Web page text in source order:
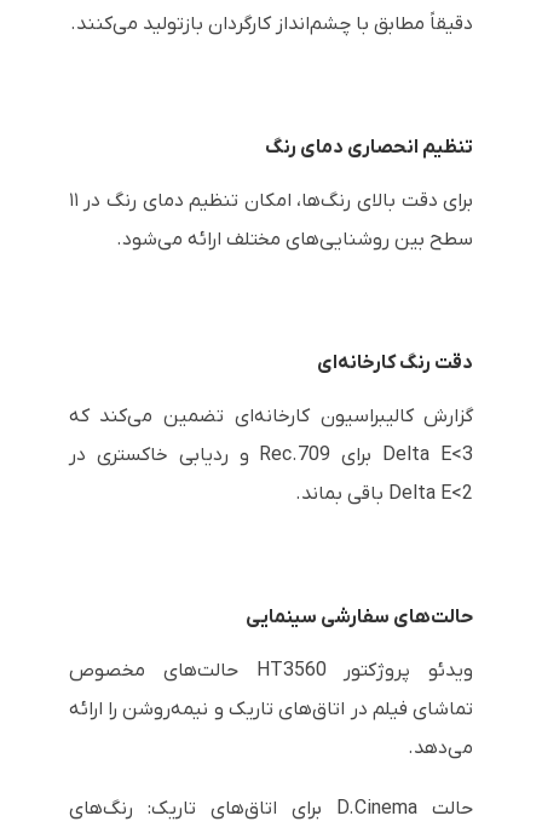
دقیقاً مطابق با چشم‌انداز کارگردان بازتولید می‌کنند.
تنظیم انحصاری دمای رنگ
برای دقت بالای رنگ‌ها، امکان تنظیم دمای رنگ در ۱۱
سطح بین روشنایی‌های مختلف ارائه می‌شود.
دقت رنگ کارخانه‌ای
گزارش کالیبراسیون کارخانه‌ای تضمین می‌کند که
Delta E<3 برای Rec.709 و ردیابی خاکستری در
Delta E<2 باقی بماند.
حالت‌های سفارشی سینمایی
ویدئو پروژکتور HT3560 حالت‌های مخصوص
تماشای فیلم در اتاق‌های تاریک و نیمه‌روشن را ارائه
می‌دهد.
حالت D.Cinema برای اتاق‌های تاریک: رنگ‌های